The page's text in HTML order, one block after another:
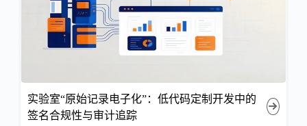
实验室“原始记录电子化”：低代码定制开发中的
签名合规性与审计追踪